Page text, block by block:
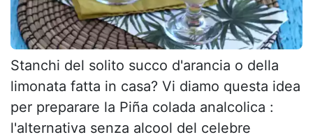
Stanchi del solito succo d'arancia o della
limonata fatta in casa? Vi diamo questa idea
per preparare la Piña colada analcolica :
l'alternativa senza alcool del celebre